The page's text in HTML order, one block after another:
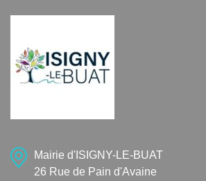
Mairie d'ISIGNY-LE-BUAT
26 Rue de Pain d'Avaine